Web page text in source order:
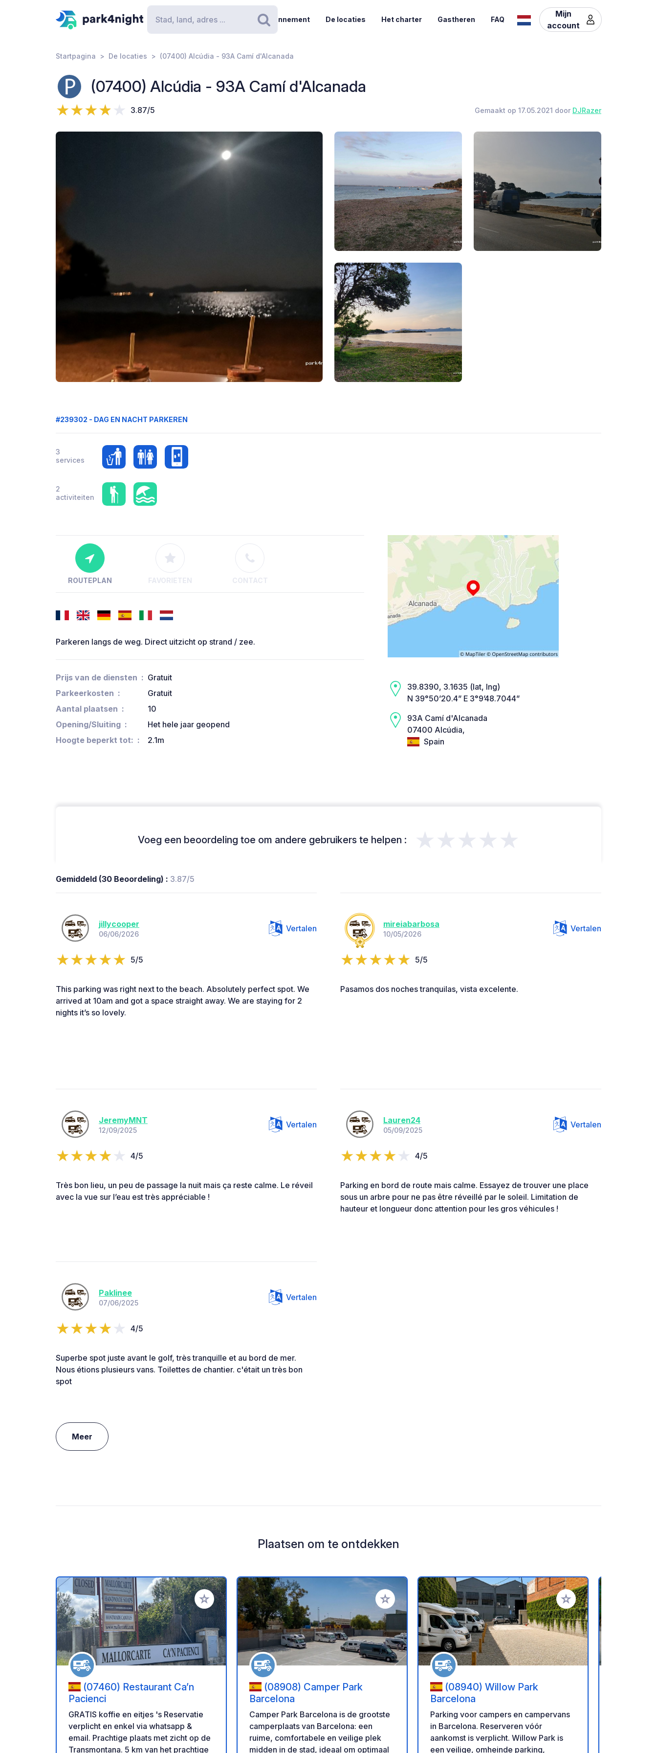
Zoeken
Abonnement De locaties Het charter Gastheren FAQ
Mijn
account
Startpagina De locaties (07400) Alcúdia - 93A Camí d'Alcanada
(07400) Alcúdia - 93A Camí d'Alcanada
3.87/5 Gemaakt op 17.05.2021 door DJRazer
#239302 - DAG EN NACHT PARKEREN
3
services
2
activiteiten
ROUTEPLAN FAVORIETEN CONTACT
Parkeren langs de weg. Direct uitzicht op strand / zee.
Prijs van de diensten
Gratuit
Parkeerkosten
Gratuit
Aantal plaatsen
10
Opening/Sluiting
Het hele jaar geopend
Hoogte beperkt tot:
2.1m
39.8390, 3.1635 (lat, lng)
N 39°50’20.4” E 3°9’48.7044”
93A Camí d'Alcanada
07400 Alcúdia,
Spain
Voeg een beoordeling toe om andere gebruikers te helpen : ★★★★★
Gemiddeld (30 Beoordeling) : 3.87/5
jillycooper
06/06/2026
Vertalen
5/5
This parking was right next to the beach. Absolutely perfect spot. We
arrived at 10am and got a space straight away. We are staying for 2
nights it’s so lovely.
mireiabarbosa
10/05/2026
Vertalen
5/5
Pasamos dos noches tranquilas, vista excelente.
JeremyMNT
12/09/2025
Vertalen
4/5
Très bon lieu, un peu de passage la nuit mais ça reste calme. Le réveil
avec la vue sur l’eau est très appréciable !
Lauren24
05/09/2025
Vertalen
4/5
Parking en bord de route mais calme. Essayez de trouver une place
sous un arbre pour ne pas être réveillé par le soleil. Limitation de
hauteur et longueur donc attention pour les gros véhicules !
Paklinee
07/06/2025
Vertalen
4/5
Superbe spot juste avant le golf, très tranquille et au bord de mer.
Nous étions plusieurs vans. Toilettes de chantier. c'était un très bon
spot
Meer
Plaatsen om te ontdekken
Voeg toe aan je favorieten
(07460) Restaurant Ca’n
Pacienci
GRATIS koffie en eitjes 's Reservatie
verplicht en enkel via whatsapp &
email. Prachtige plaats met zicht op de
Transmontana. 5 km van het prachtige
Voeg toe aan je favorieten
(08908) Camper Park
Barcelona
Camper Park Barcelona is de grootste
camperplaats van Barcelona: een
ruime, comfortabele en veilige plek
midden in de stad, ideaal om optimaal
Voeg toe aan je favorieten
(08940) Willow Park
Barcelona
Parking voor campers en campervans
in Barcelona. Reserveren vóór
aankomst is verplicht. Willow Park is
een veilige, omheinde parking,